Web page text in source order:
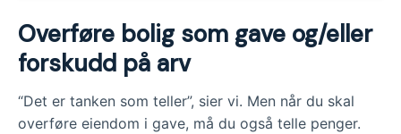
Overføre bolig som gave og/eller
forskudd på arv
“Det er tanken som teller”, sier vi. Men når du skal
overføre eiendom i gave, må du også telle penger.